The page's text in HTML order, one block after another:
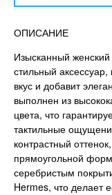
ОПИСАНИЕ
Изысканный
стильный
вкус и добавит
выполнен из
цвета, что
тактильные
контрастный
прямоугольной
серебристым
Hermes, что делает